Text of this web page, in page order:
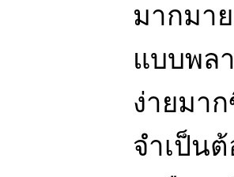
มากมา
แบบพล
ง่ายมา
จำเป็น